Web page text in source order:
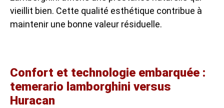
vieillit bien. Cette qualité esthétique contribue à
maintenir une bonne valeur résiduelle.
Confort et technologie embarquée :
temerario lamborghini versus
Huracan